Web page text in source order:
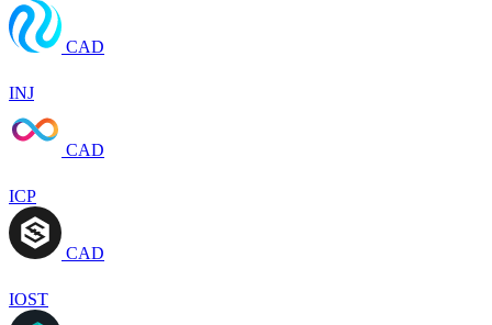
CAD
INJ
CAD
ICP
CAD
IOST